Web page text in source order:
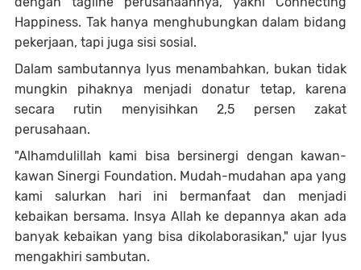
Happiness. Tak hanya menghubungkan dalam bidang
pekerjaan, tapi juga sisi sosial.
Dalam sambutannya Iyus menambahkan, bukan tidak
mungkin pihaknya menjadi donatur tetap, karena
secara rutin menyisihkan 2,5 persen zakat
perusahaan.
"Alhamdulillah kami bisa bersinergi dengan kawan-
kawan Sinergi Foundation. Mudah-mudahan apa yang
kami salurkan hari ini bermanfaat dan menjadi
kebaikan bersama. Insya Allah ke depannya akan ada
banyak kebaikan yang bisa dikolaborasikan," ujar Iyus
mengakhiri sambutan.